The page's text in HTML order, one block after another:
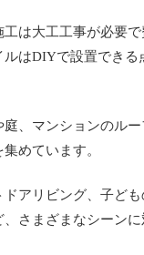
は大工工事が必要
ルはDIYで設置できる
、マンションのル
めています。
ドアリビング、子ど
さまざまなシーンに